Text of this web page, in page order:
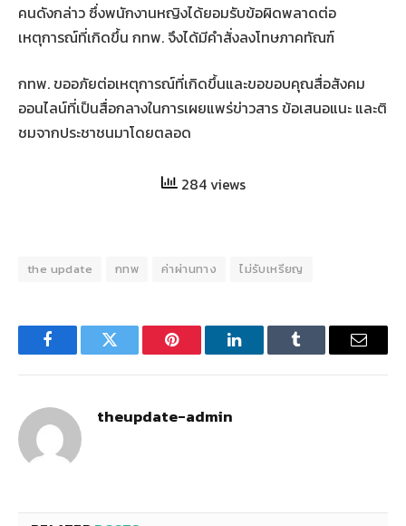
คนดังกล่าว ซึ่งพนักงานหญิงได้ยอมรับข้อผิดพลาดต่อ
เหตุการณ์ที่เกิดขึ้น กทพ. จึงได้มีคำสั่งลงโทษภาคทัณฑ์
กทพ. ขออภัยต่อเหตุการณ์ที่เกิดขึ้นและขอขอบคุณสื่อสังคม
ออนไลน์ที่เป็นสื่อกลางในการเผยแพร่ข่าวสาร ข้อเสนอแนะ และติ
ชมจากประชาชนมาโดยตลอด
284 views
the update กทพ ค่าผ่านทาง ไม่รับเหรียญ
FacebookTwitter Pinterest LinkedInTumblr Email
theupdate-admin